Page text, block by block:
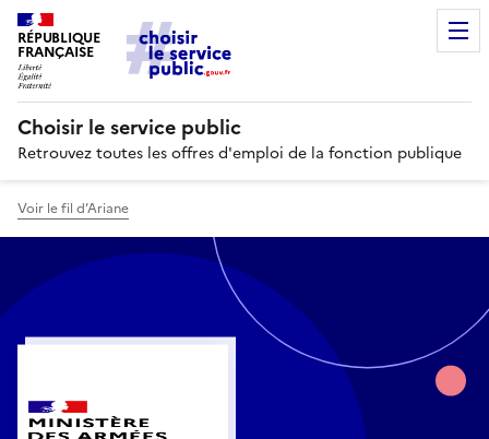
RÉPUBLIQUE
FRANÇAISE
Choisir le service public
Retrouvez toutes les offres d'emploi de la fonction publique
Voir le fil d’Ariane